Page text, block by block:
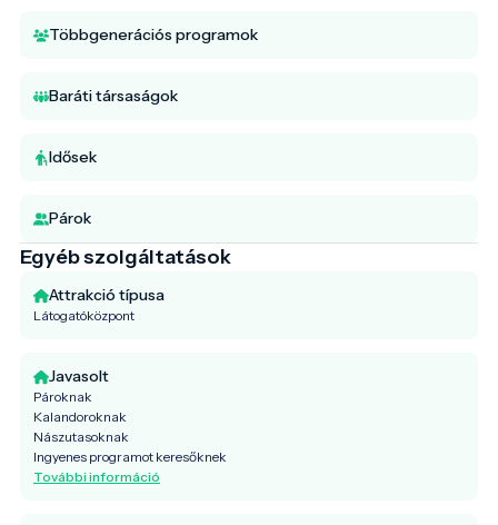
Többgenerációs programok
Baráti társaságok
Idősek
Párok
Egyéb szolgáltatások
Attrakció típusa
Látogatóközpont
Javasolt
Pároknak
Kalandoroknak
Nászutasoknak
Ingyenes programot keresőknek
További információ